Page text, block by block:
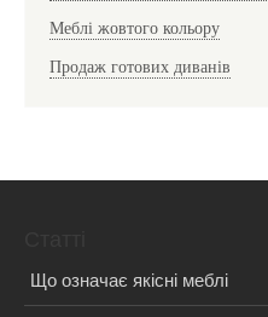
Меблі жовтого кольору
Продаж готових диванів
Що означає якісні меблі